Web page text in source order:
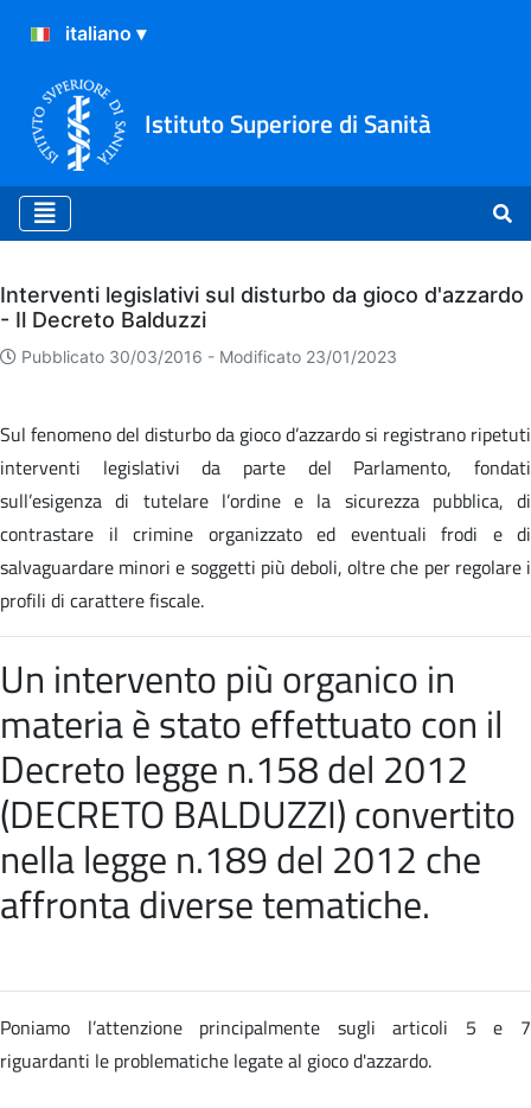
Istituto Superiore di Sanità
Archivio
Interventi legislativi sul disturbo da gioco d'azzardo
- Il Decreto Balduzzi
Pubblicato 30/03/2016 - Modificato 23/01/2023
Sul fenomeno del disturbo da gioco d’azzardo si registrano ripetuti
interventi legislativi da parte del Parlamento, fondati
sull’esigenza di tutelare l’ordine e la sicurezza pubblica, di
contrastare il crimine organizzato ed eventuali frodi e di
salvaguardare minori e soggetti più deboli, oltre che per regolare i
profili di carattere fiscale.
Un intervento più organico in
materia è stato effettuato con il
Decreto legge n.158 del 2012
(DECRETO BALDUZZI) convertito
nellalegge n.189 del 2012 che
affronta diverse tematiche.
Poniamo l’attenzione principalmente sugli articoli 5 e 7
riguardanti le problematiche legate al gioco d'azzardo.